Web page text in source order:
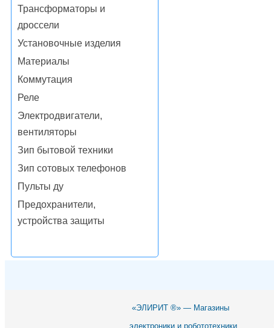
Трансформаторы и
дроссели
Установочные изделия
Материалы
Коммутация
Реле
Электродвигатели,
вентиляторы
Зип бытовой техники
Зип сотовых телефонов
Пульты ду
Предохранители,
устройства защиты
«ЭЛИРИТ ®» — Магазины
электроники и робототехники